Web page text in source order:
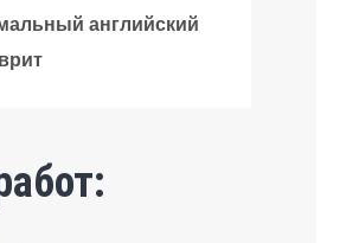
английский